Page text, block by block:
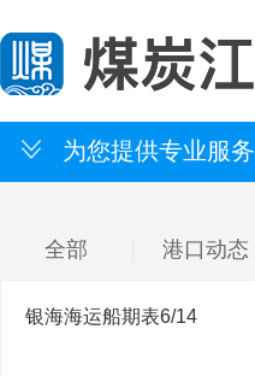
为您提供专业服务
全部 港口动态
银海海运船期表6/14